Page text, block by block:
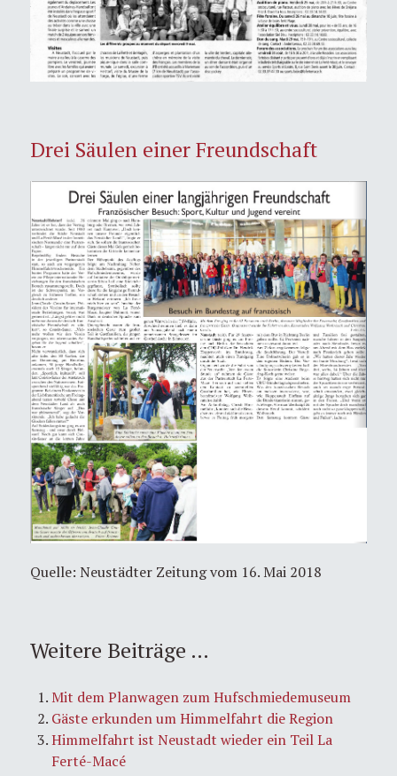
Drei Säulen einer Freundschaft
Quelle: Neustädter Zeitung vom 16. Mai 2018
Weitere Beiträge …
Mit dem Planwagen zum Hufschmiedemuseum
Gäste erkunden um Himmelfahrt die Region
Himmelfahrt ist Neustadt wieder ein Teil La
Ferté-Macé